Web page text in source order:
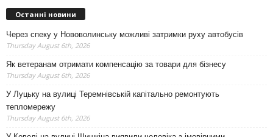
Останні новини
Через спеку у Нововолинську можливі затримки руху автобусів
Thursday August 6th, 2026
Як ветеранам отримати компенсацію за товари для бізнесу
Thursday August 6th, 2026
У Луцьку на вулиці Теремнівській капітально ремонтують
тепломережу
Thursday August 6th, 2026